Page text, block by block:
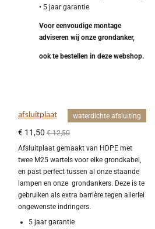
• 5 jaar garantie
Voor eenvoudige montage
adviseren wij onze grondanker,
ook te bestellen in deze webshop.
waterdichte afsluiting
afsluitplaat
€ 11,50 € 12,50
Afsluitplaat gemaakt van HDPE met
twee M25 wartels voor elke grondkabel,
en past perfect tussen al onze staande
lampen en onze grondankers. Deze is te
gebruiken als extra barrière tegen allerlei
ongewenste indringers.
5 jaar garantie